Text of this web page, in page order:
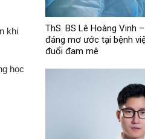
khi
học
ThS. BS Lê Hoàng Vinh
đáng mơ ước tại bệnh
đuổi đam mê